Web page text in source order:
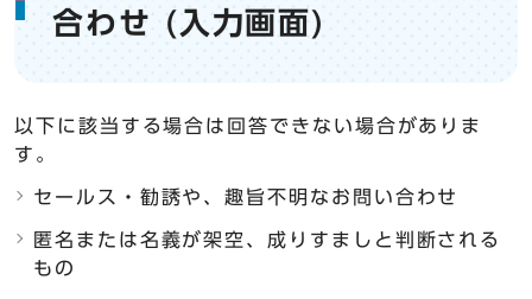
合わせ (入力画面)
以下に該当する場合は回答できない場合がありま
す。
セールス・勧誘や、趣旨不明なお問い合わせ
匿名または名義が架空、成りすましと判断される
もの